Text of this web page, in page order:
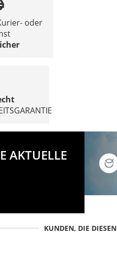
oder
AKTUELLE
KUNDEN, DIE